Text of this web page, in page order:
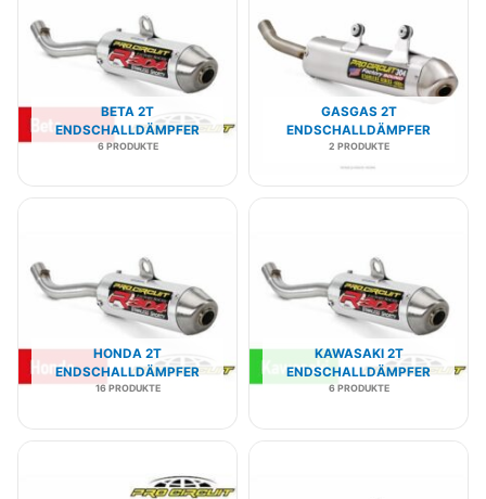
BETA 2T
ENDSCHALLDÄMPFER
6 PRODUKTE
GASGAS 2T
ENDSCHALLDÄMPFER
2 PRODUKTE
HONDA 2T
ENDSCHALLDÄMPFER
16 PRODUKTE
KAWASAKI 2T
ENDSCHALLDÄMPFER
6 PRODUKTE